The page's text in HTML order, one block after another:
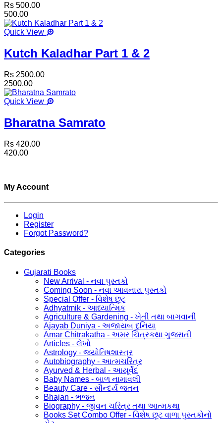
Rs 500.00
500.00
Quick View
Kutch Kaladhar Part 1 & 2
Rs 2500.00
2500.00
Quick View
Bharatna Samrato
Rs 420.00
420.00
My Account
Login
Register
Forgot Password?
Categories
Gujarati Books
New Arrival - નવા પુસ્તકો
Coming Soon - નવા આવનારા પુસ્તકો
Special Offer - વિશેષ છૂટ
Adhyatmik - આધ્યાત્મિક
Agriculture & Gardening - ખેતી તથા બાગવાની
Ajayab Duniya - અજાયબ દુનિયા
Amar Chitrakatha - અમર ચિત્રકથા ગુજરાતી
Articles - લેખો
Astrology - જ્યોતિષશાસ્ત્ર
Autobiography - આત્મચરિત્ર
Ayurved & Herbal - આયૂર્વેદ
Baby Names - બાળ નામાવલી
Beauty Care - સૌન્દર્ય જતન
Bhajan - ભજન
Biography - જીવન ચરિત્ર તથા આત્મકથા
Books Set Combo Offer - વિશેષ છૂટ વાળા પુસ્તકોનો